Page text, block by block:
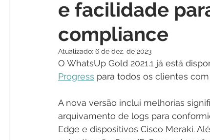
e facilidade
compliance
Atualizado: 6 de dez. de 2023
O WhatsUp Gold 2021.1 já está
Progress para todos os clientes
A nova versão inclui melhorias
arquivamento de logs para
Edge e dispositivos Cisco Meraki.